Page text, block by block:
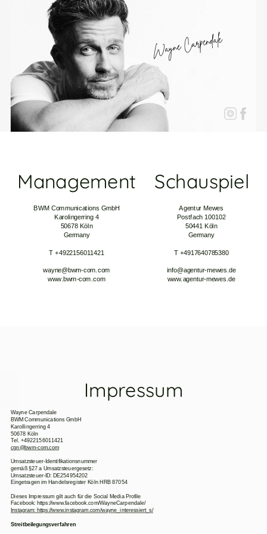
Wayne Carpendale
Management
BWM Communications GmbH
Karolingerring 4
50678 Köln
Germany
T +4922156011421
wayne@bwm-com.com
www.bwm-com.com
AgenturMewes
Postfach 100102
50441 Köln
Germany
T +4917640785380
info@agentur-mewes.de
www.agentur-mewes.de
Schauspiel
Impressum
Wayne Carpendale
BWM Communications GmbH
Karollingerring 4
50678 Köln
Tel. +4922156011421
cgn@bwm-com.com
Umsatzsteuer-Identifikationsnummer
gemäß §27 a Umsatzsteuergesetz:
Umsatzsteuer-ID: DE254954202
Eingetragen im Handelsregister Köln HRB 87054
Dieses Impressum gilt auch für die Social Media Profile
Facebook: https://www.facebook.com/WayneCarpendale/
Instagram: https://www.instagram.com/wayne_interessiert_s/
Streitbeilegungsverfahren